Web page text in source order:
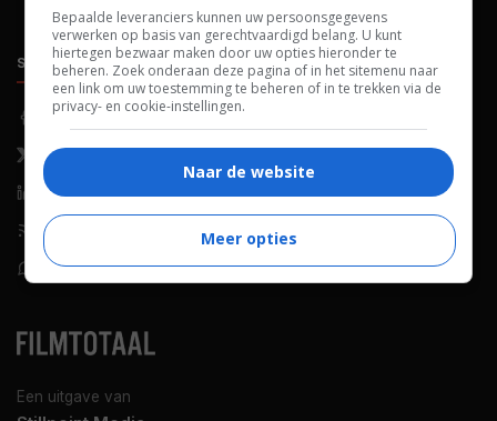
Een uitgave van
SOCIALS
Facebook
X (Twitter)
LinkedIn
RSS-feed
WhatsApp
ONTDEKKEN
Nieuws
Netflix
Films op tv
Bioscoop
Bepaalde leveranciers kunnen uw persoonsgegevens
verwerken op basis van gerechtvaardigd belang. U kunt
hiertegen bezwaar maken door uw opties hieronder te
beheren. Zoek onderaan deze pagina of in het sitemenu naar
een link om uw toestemming te beheren of in te trekken via de
privacy- en cookie-instellingen.
Naar de website
Meer opties